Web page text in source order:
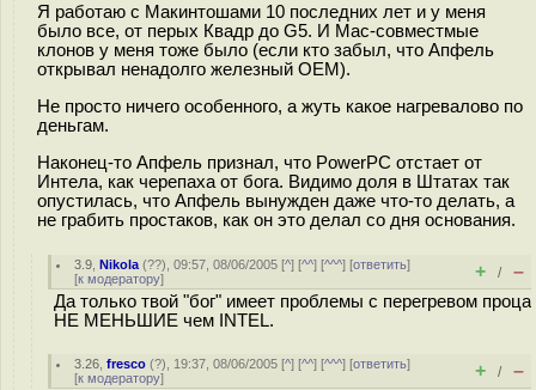
Я работаю с Макинтошами 10 последних лет и у меня
было все, от перых Квадр до G5. И Мас-совместмые
клонов у меня тоже было (если кто забыл, что Апфель
открывал ненадолго железный ОЕМ).
Не просто ничего особенного, а жуть какое нагревалово по
деньгам.
Наконец-то Апфель признал, что PowerPC отстает от
Интела, как черепаха от бога. Видимо доля в Штатах так
опустилась, что Апфель вынужден даже что-то делать, а
не грабить простаков, как он это делал со дня основания.
3.9 ,Nikola (??), 09:57, 08/06/2005 [^] [^^] [^^^] [ответить]
[к модератору] + / –
Да только твой "бог" имеет проблемы с перегревом проца
НЕ МЕНЬШИЕ чем INTEL.
3.26 ,fresco (?), 19:37, 08/06/2005 [^] [^^] [^^^] [ответить]
[к модератору] + / –